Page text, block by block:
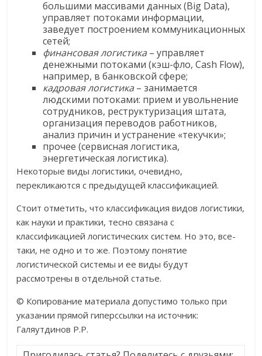
большими массивами данных (Big Data),
управляет потоками информации,
заведует построением коммуникационных
сетей;
финансовая логистика – управляет
денежными потоками (кэш-фло, Cash Flow),
например, в банковской сфере;
кадровая логистика – занимается
людскими потоками: прием и увольнение
сотрудников, реструктуризация штата,
организация переводов работников,
анализ причин и устранение «текучки»;
прочее (сервисная логистика,
энергетическая логистика).
Некоторые виды логистики, очевидно,
перекликаются с предыдущей классификацией.
Стоит отметить, что классификация видов логистики,
как науки и практики, тесно связана с
классификацией логистических систем. Но это, все-
таки, не одно и то же. Поэтому понятие
логистической системы и ее виды будут
рассмотрены в отдельной статье.
© Копирование материала допустимо только при
указании прямой гиперссылки на источник:
Галяутдинов Р.Р.